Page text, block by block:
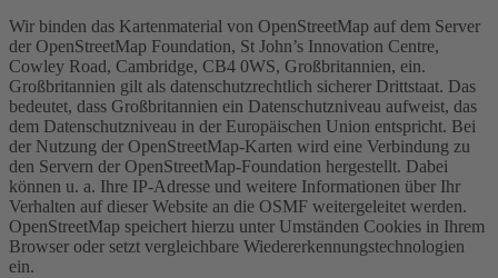
Wir binden das Kartenmaterial von OpenStreetMap auf dem Server
der OpenStreetMap Foundation, St John’s Innovation Centre,
Cowley Road, Cambridge, CB4 0WS, Großbritannien, ein.
Großbritannien gilt als datenschutzrechtlich sicherer Drittstaat. Das
bedeutet, dass Großbritannien ein Datenschutzniveau aufweist, das
dem Datenschutzniveau in der Europäischen Union entspricht. Bei
der Nutzung der OpenStreetMap-Karten wird eine Verbindung zu
den Servern der OpenStreetMap-Foundation hergestellt. Dabei
können u. a. Ihre IP-Adresse und weitere Informationen über Ihr
Verhalten auf dieser Website an die OSMF weitergeleitet werden.
OpenStreetMap speichert hierzu unter Umständen Cookies in Ihrem
Browser oder setzt vergleichbare Wiedererkennungstechnologien
ein.